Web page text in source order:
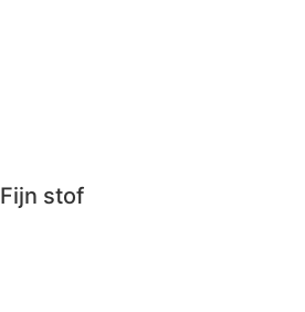
Fijn stof